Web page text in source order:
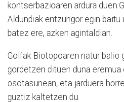
kontserbazioaren ardura duen
Aldundiak entzungor egin baitu
batez ere, azken agintaldian.
Golfak Biotopoaren natur balio
gordetzen dituen duna eremua
osotasunean, eta jarduera
guztiz kaltetzen du.